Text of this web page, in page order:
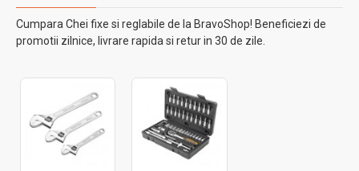
Cumpara Chei fixe si reglabile de la BravoShop! Beneficiezi de
promotii zilnice, livrare rapida si retur in 30 de zile.